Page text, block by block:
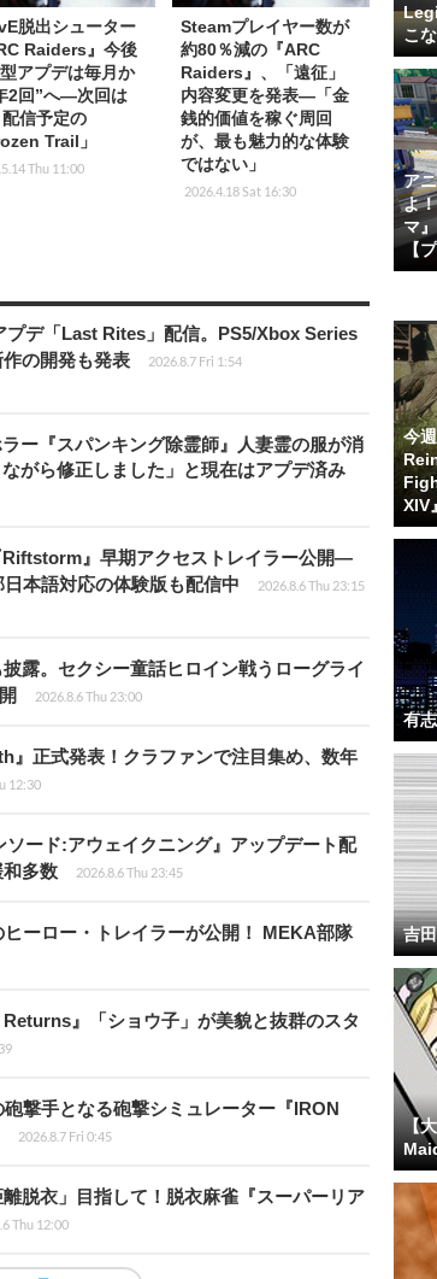
脱出シューター
Raiders』今後
アプデは毎月か
2回”へ―次回は
信予定の
Trail」
Thu 11:00
Steamプレイヤー数が
約80％減の『ARC
Raiders』、「遠征」
内容変更を発表―「金
銭的価値を稼ぐ周回
が、最も魅力的な体験
ではない」
2026.4.18 Sat 16:30
プデ「Last Rites」配信。PS5/Xbox Series
の開発も発表
2026.8.7 Fri 1:54
ー『スパンキング除霊師』人妻霊の服が消
がら修正しました」と現在はアプデ済み
』早期アクセストレイラー公開―
本語対応の体験版も配信中
2026.8.6 Thu 23:15
露。セクシー童話ヒロイン戦うローグライ
2026.8.6 Thu 23:00
』正式発表！クラファンで注目集め、数年
12:30
ード:アウェイクニング』アップデート配
多数
2026.8.6 Thu 23:45
ーロー・トレイラーが公開！ MEKA部隊
』「ショウ子」が美貌と抜群のスタ
撃手となる砲撃シミュレーター『IRON
2026.8.7 Fri 0:45
脱衣」目指して！脱衣麻雀『スーパーリア
Thu 12:00
こ
ア
よ
マ
【
今
XIV
有
吉
【